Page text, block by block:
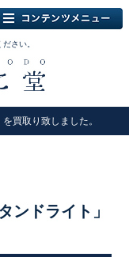
さい。
買取り致しました。
ンドライト」